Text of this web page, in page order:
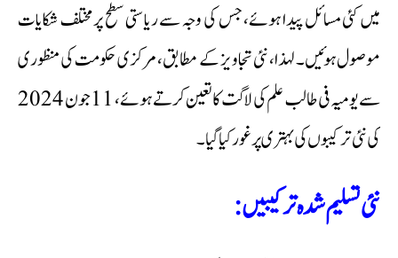
میں کئی مسائل پیدا ہوئے، جس کی وجہ سے ریاستی سطح پر مختلف شکایات
موصول ہوئیں۔ لہذا، نئی تجاویز کے مطابق، مرکزی حکومت کی منظوری
سے یومیہ فی طالب علم کی لاگت کا تعین کرتے ہوئے، 11 جون 2024
کی نئی ترکیبوں کی بہتری پر غور کیا گیا۔
نئی تسلیم شدہ ترکیبیں: